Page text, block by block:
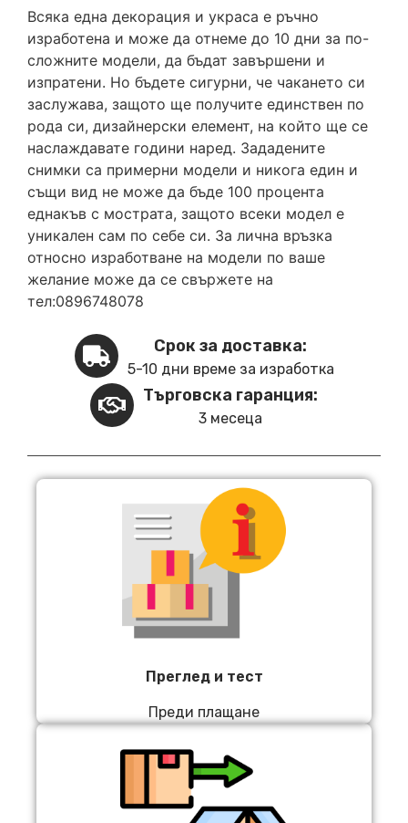
Всяка една декорация и украса е ръчно
изработена и може да отнеме до 10 дни за по-
сложните модели, да бъдат завършени и
изпратени. Но бъдете сигурни, че чакането си
заслужава, защото ще получите единствен по
рода си, дизайнерски елемент, на който ще се
наслаждавате години наред. Зададените
снимки са примерни модели и никога един и
същи вид не може да бъде 100 процента
еднакъв с мострата, защото всеки модел е
уникален сам по себе си. За лична връзка
относно изработване на модели по ваше
желание може да се свържете на
тел:0896748078
Срок за доставка:
5-10 дни време за изработка
Търговска гаранция:
3 месеца
Преглед и тест
Преди плащане